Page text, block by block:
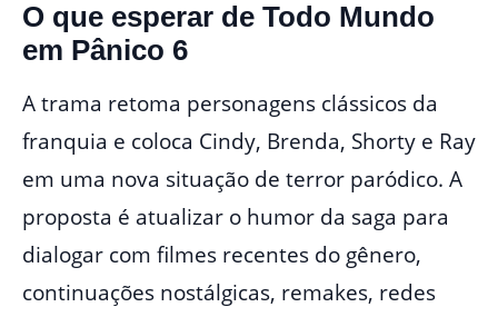
O que esperar de Todo Mundo
em Pânico 6
A trama retoma personagens clássicos da
franquia e coloca Cindy, Brenda, Shorty e Ray
em uma nova situação de terror paródico. A
proposta é atualizar o humor da saga para
dialogar com filmes recentes do gênero,
continuações nostálgicas, remakes, redes